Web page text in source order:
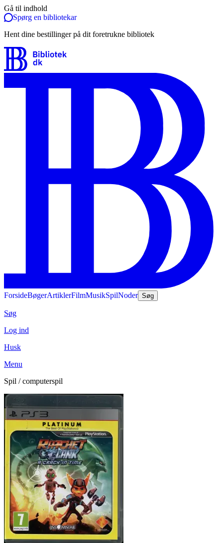
Gå til indhold
Spørg en bibliotekar
Hent dine bestillinger på dit foretrukne bibliotek
ForsideBøgerArtiklerFilmMusikSpilNoder Søg
Søg
Log ind
Husk
Menu
Spil / computerspil